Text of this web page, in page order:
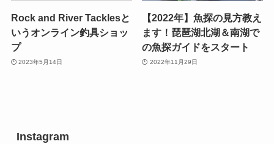
Rock and River Tacklesと
いうオンライン釣具ショッ
プ
2023年5月14日
【2022年】魚探の見方教え
ます！琵琶湖北湖＆南湖で
の魚探ガイドをスタート
2022年11月29日
Instagram